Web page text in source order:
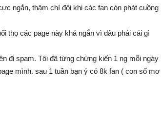
ngắn, thậm chí đôi khi các fan còn phát cuồng
thọ các page này khá ngắn vì đâu phải cái gì
đi spam. Tôi đã từng chứng kiến 1 ng mỗi ngày
mình. sau 1 tuần bạn ý có 8k fan ( con số mơ